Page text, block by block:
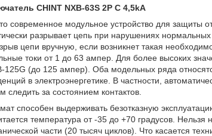
CHINT NXB-63S 2P C 4,5kA
современное модульное устройство для защиты от
разрывает цепь при нарушениях
цепи вручную, если возникнет такая
токи от 1 до 63 ампер. Для более высоких
125G (до 125 ампер). Оба модельных ряда
в электроэнергетике. В частности,
за состоянием контактов.
способен выдерживать безотказную
температура от -35 до +70 градусов. Нельзя
части (20 тысяч циклов). Что касается